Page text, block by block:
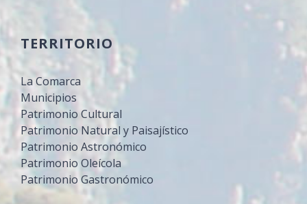
TERRITORIO
La Comarca
Municipios
Patrimonio Cultural
Patrimonio Natural y Paisajístico
Patrimonio Astronómico
Patrimonio Oleícola
Patrimonio Gastronómico